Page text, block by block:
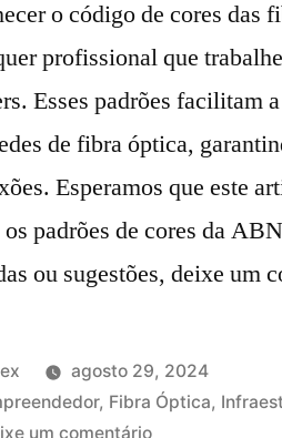
o código de cores das
profissional que
Esses padrões facilitam
de fibra óptica,
Esperamos que este
os padrões de cores da
ou sugestões, deixe um
agosto 29, 2024
, Fibra Óptica,
um comentário